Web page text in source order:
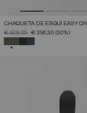
CHAQUETA DE ESQUÍ EASY ON
PRECIO REBAJADO DE
€ 509,00A€ 356,30 (30%)